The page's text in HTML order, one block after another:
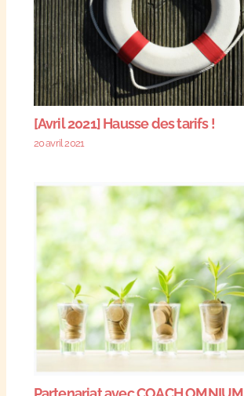
[Avril 2021] Hausse des tarifs !
20 avril 2021